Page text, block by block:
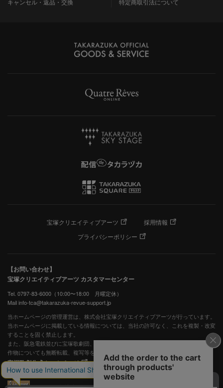
宝塚クリエイティブアーツ
採用情報
プライバシーポリシー
【お問い合わせ】
宝塚クリエイティブアーツ カスタマーセンター
Tel. 0797-83-6000（10:00〜18:00 月曜定休）
Mail info-tca@takarazuka-revue-support.jp
当ホームページの管理運営は、株式会社宝塚クリエイティブアーツが行っています。
当ホームページに掲載している情報については、当社の許可なく、これを複製・改変
することを固く禁止します。
また、阪急電鉄並びに宝塚歌劇団、宝塚クリエイティブアーツの出版物ほか写真等著
作物についても無断転載、複写等を禁じます。
宝塚歌劇公式ホームページ